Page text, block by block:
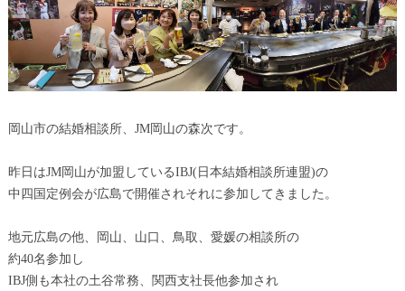
岡山市の結婚相談所、JM岡山の森次です。
昨日はJM岡山が加盟しているIBJ(日本結婚相談所連盟)の
中四国定例会が広島で開催されそれに参加してきました。
地元広島の他、岡山、山口、鳥取、愛媛の相談所の
約40名参加し
IBJ側も本社の土谷常務、関西支社長他参加され